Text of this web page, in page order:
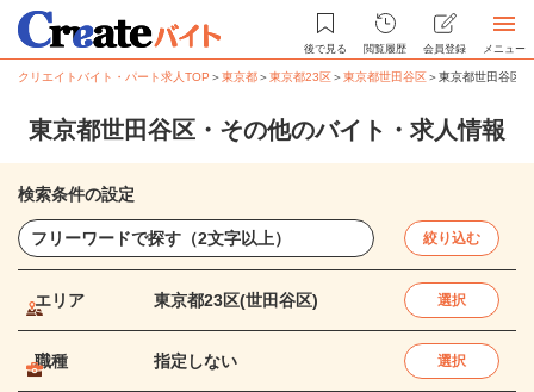
後で見る 閲覧履歴 会員登録 メニュー
クリエイトバイト・パート求人TOP ＞東京都＞東京都23区＞東京都世田谷区＞東京都世田谷区
東京都世田谷区・その他のバイト・求人情報
検索条件の設定
絞り込む
エリア 東京都23区(世田谷区) 選択
職種 指定しない 選択